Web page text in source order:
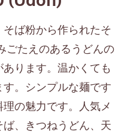
そば粉から作られたそ
ごたえのあるうどんの
ります。温かくても
。シンプルな麺です
の魅力です。人気メ
、きつねうどん、天